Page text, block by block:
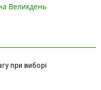
Великдень
при виборі